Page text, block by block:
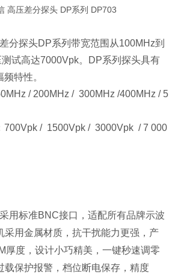
分探头DP系列带宽范围从100MHz到
试高达7000Vpk。DP系列探头具有
特性。
/ 200MHz / 300MHz /400MHz / 5
700Vpk / 1500Vpk / 3000Vpk / 7 000
用标准BNC接口，适配所有品牌示波
采用金属材质，抗干扰能力更强，产
厚度，设计小巧精美，一键秒速调零
载保护报警，档位断电保存，精度